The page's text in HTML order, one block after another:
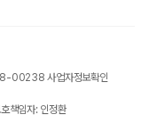
88-00238 사업자정보확인
책임자: 인정환